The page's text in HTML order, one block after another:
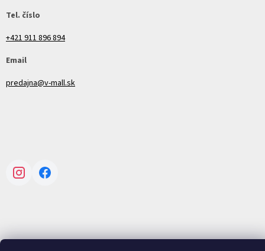
Tel. číslo
+421 911 896 894
Email
predajna@v-mall.sk
InstagramFacebook